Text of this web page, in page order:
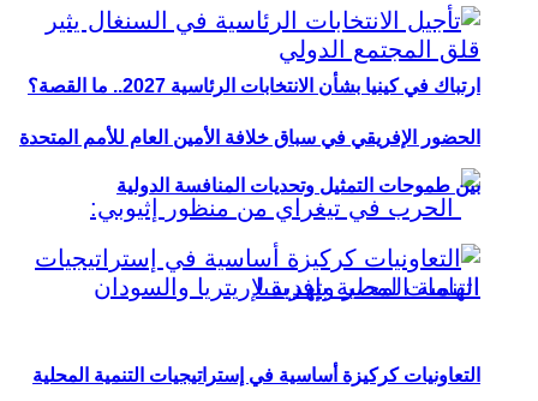
ارتباك في كينيا بشأن الانتخابات الرئاسية 2027.. ما القصة؟
الحضور الإفريقي في سباق خلافة الأمين العام للأمم المتحدة
بين طموحات التمثيل وتحديات المنافسة الدولية
التعاونيات كركيزة أساسية في إستراتيجيات التنمية المحلية